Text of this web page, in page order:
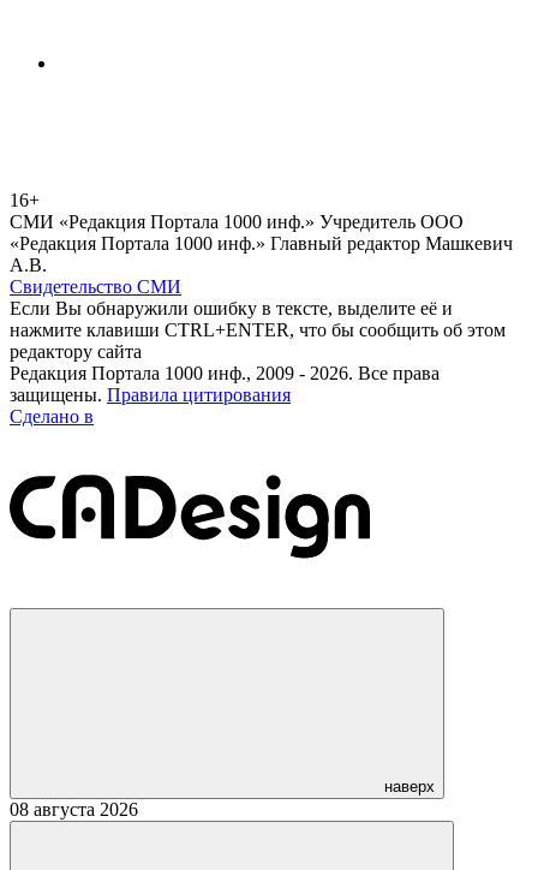
16+
СМИ «Редакция Портала 1000 инф.» Учредитель ООО
«Редакция Портала 1000 инф.» Главный редактор Машкевич
А.В.
Свидетельство СМИ
Если Вы обнаружили ошибку в тексте, выделите её и
нажмите клавиши CTRL+ENTER, что бы сообщить об этом
редактору сайта
Редакция Портала 1000 инф., 2009 - 2026. Все права
защищены. Правила цитирования
Сделано в
наверх
08 августа 2026